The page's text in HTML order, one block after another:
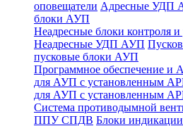
оповещатели Адресные УДП
блоки АУП
Неадресные блоки контроля
Неадресные УДП АУП
пусковые блоки АУП
Программное обеспечение
для АУП с установленным
для АУП с установленным
Система противодымной
ППУ СПДВ Блоки